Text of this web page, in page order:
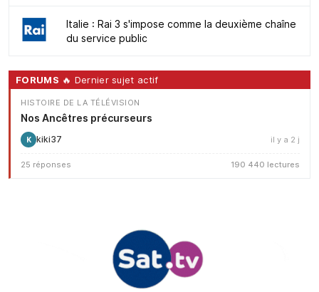
Italie : Rai 3 s'impose comme la deuxième chaîne
du service public
FORUMS 🔥 Dernier sujet actif
HISTOIRE DE LA TÉLÉVISION
Nos Ancêtres précurseurs
K kiki37 il y a 2 j
25 réponses 190 440 lectures